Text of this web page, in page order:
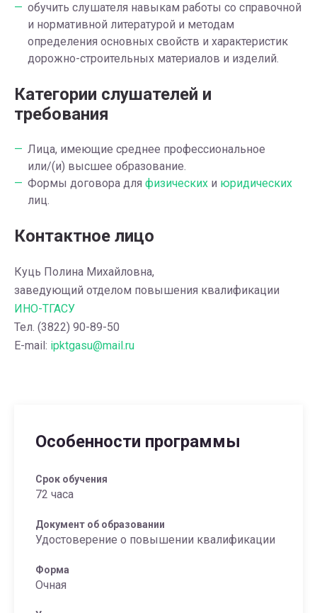
обучить слушателя навыкам работы со справочной
и нормативной литературой и методам
определения основных свойств и характеристик
дорожно-строительных материалов и изделий.
Категории слушателей и
требования
Лица, имеющие среднее профессиональное
или/(и) высшее образование.
Формы договора для физических и юридических
лиц.
Контактное лицо
Куць Полина Михайловна,
заведующий отделом повышения квалификации
ИНО-ТГАСУ
Тел. (3822) 90-89-50
E-mail: ipktgasu@mail.ru
Особенности программы
Срок обучения
72 часа
Документ об образовании
Удостоверение о повышении квалификации
Форма
Очная